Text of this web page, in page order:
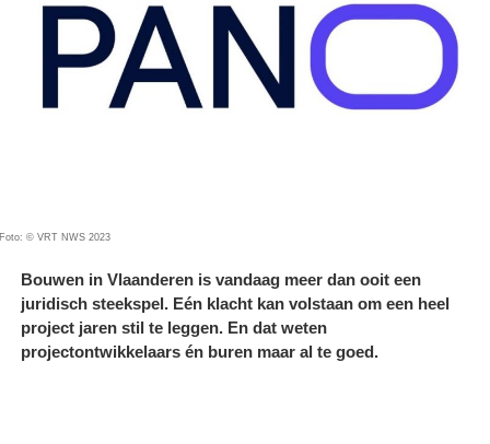
Foto: © VRT NWS 2023
Bouwen in Vlaanderen is vandaag meer dan ooit een
juridisch steekspel. Eén klacht kan volstaan om een heel
project jaren stil te leggen. En dat weten
projectontwikkelaars én buren maar al te goed.